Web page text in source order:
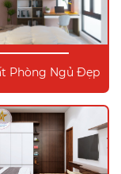
Phòng Ngủ Đẹp